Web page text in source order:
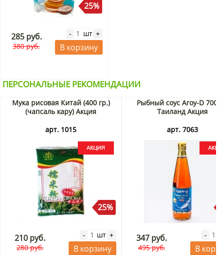
25%
285 руб.
380 руб.
- шт +
В корзину
ПЕРСОНАЛЬНЫЕ РЕКОМЕНДАЦИИ
Мука рисовая Китай (400 гр.)
(чапсаль кару) Акция
арт. 1015
25%
210 руб.
280 руб.
- шт +
В корзину
Рыбный соус Aroy-D
Таиланд Акция
арт. 7063
347 руб.
495 руб.
-
В